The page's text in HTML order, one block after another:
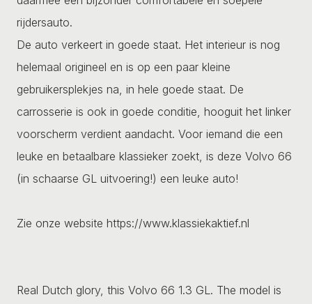
rijdersauto.
De auto verkeert in goede staat. Het interieur is nog
helemaal origineel en is op een paar kleine
gebruikersplekjes na, in hele goede staat. De
carrosserie is ook in goede conditie, hooguit het linker
voorscherm verdient aandacht. Voor iemand die een
leuke en betaalbare klassieker zoekt, is deze Volvo 66
(in schaarse GL uitvoering!) een leuke auto!
Zie onze website https://www.klassiekaktief.nl
Real Dutch glory, this Volvo 66 1.3 GL. The model is